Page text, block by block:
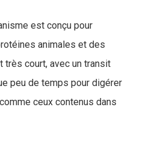
est conçu pour
animales et des
court, avec un transit
peu de temps pour digérer
ceux contenus dans